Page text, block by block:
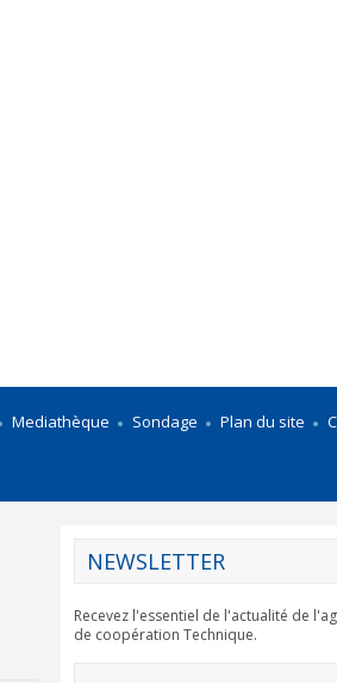
Mediathèque Sondage Plan du site
NEWSLETTER
Recevez l'essentiel de l'actualité de
de coopération Technique.